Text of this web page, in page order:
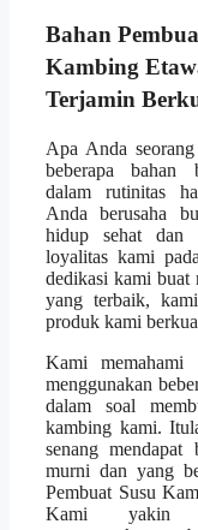
Bahan
Kambing
Terjamin
Apa Anda
beberapa bahan
dalam rutinitas
Anda berusaha
hidup sehat dan
loyalitas kami
dedikasi kami buat
yang terbaik,
produk kami
Kami memahami
menggunakan
dalam soal
kambing kami.
senang mendapat
murni dan yang
Pembuat Susu
Kami yakin